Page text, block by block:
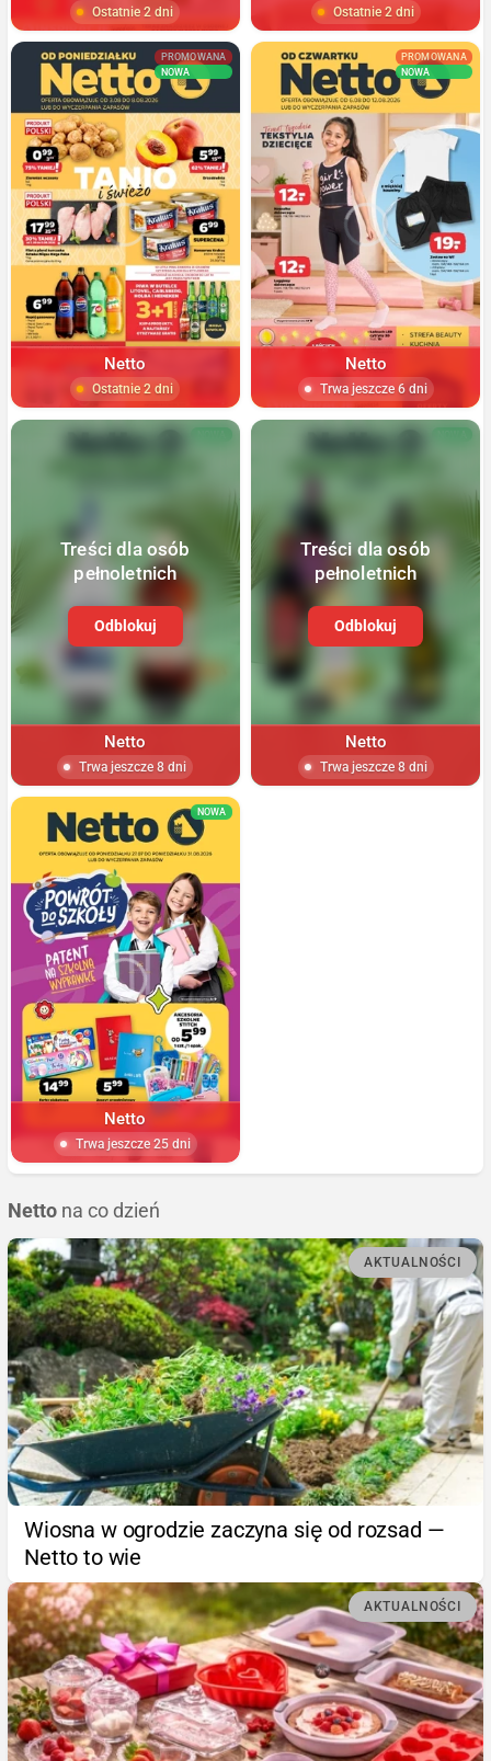
Ostatnie 2 dni Ostatnie 2 dni
PROMOWANA
NOWA
Netto
Ostatnie 2 dni
PROMOWANA
NOWA
Netto
Trwa jeszcze 6 dni
Treści dla osób
pełnoletnich
Odblokuj
Netto
Trwa jeszcze 8 dni
Treści dla osób
pełnoletnich
Odblokuj
Netto
Trwa jeszcze 8 dni
NOWA
Netto
Trwa jeszcze 25 dni
Netto na co dzień
AKTUALNOŚCI
Wiosna w ogrodzie zaczyna się od rozsad —
Netto to wie
AKTUALNOŚCI